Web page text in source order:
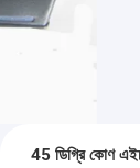
45 ডিগ্রি কোণ